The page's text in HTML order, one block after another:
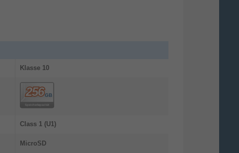
Klasse 10
Class 1 (U1)
MicroSD